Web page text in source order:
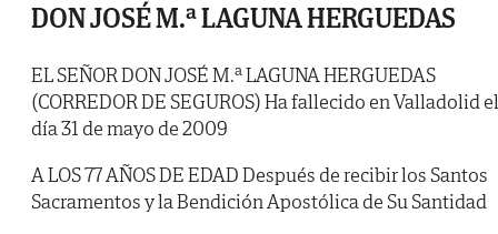
DON JOSÉ M.ª LAGUNA HERGUEDAS
EL SEÑOR DON JOSÉ M.ª LAGUNA HERGUEDAS
(CORREDOR DE SEGUROS) Ha fallecido en Valladolid el
día 31 de mayo de 2009
A LOS 77 AÑOS DE EDAD Después de recibir los Santos
Sacramentos y la Bendición Apostólica de Su Santidad